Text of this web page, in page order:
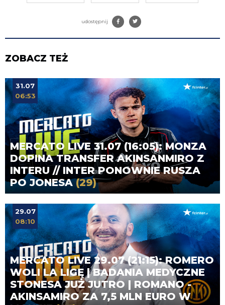
udostępnij
ZOBACZ TEŻ
MERCATO LIVE 31.07 (16:05): MONZA
DOPINA TRANSFER AKINSANMIRO Z
INTERU // INTER PONOWNIE RUSZA
PO JONESA(29)
31.07
06:53
MERCATO LIVE 29.07 (21:15): ROMERO
WOLI LA LIGĘ | BADANIA MEDYCZNE
STONESA JUŻ JUTRO | ROMANO -
AKINSAMIRO ZA 7,5 MLN EURO W
29.07
08:10